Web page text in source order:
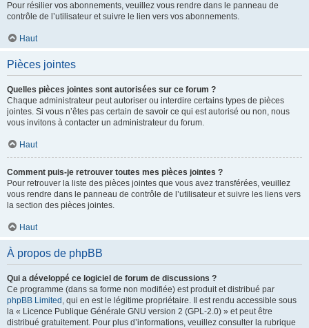
Pour résilier vos abonnements, veuillez vous rendre dans le panneau de
contrôle de l’utilisateur et suivre le lien vers vos abonnements.
Haut
Pièces jointes
Quelles pièces jointes sont autorisées sur ce forum ?
Chaque administrateur peut autoriser ou interdire certains types de pièces
jointes. Si vous n’êtes pas certain de savoir ce qui est autorisé ou non, nous
vous invitons à contacter un administrateur du forum.
Haut
Comment puis-je retrouver toutes mes pièces jointes ?
Pour retrouver la liste des pièces jointes que vous avez transférées, veuillez
vous rendre dans le panneau de contrôle de l’utilisateur et suivre les liens vers
la section des pièces jointes.
Haut
À propos de phpBB
Qui a développé ce logiciel de forum de discussions ?
Ce programme (dans sa forme non modifiée) est produit et distribué par
phpBB Limited , qui en est le légitime propriétaire. Il est rendu accessible sous
la « Licence Publique Générale GNU version 2 (GPL-2.0) » et peut être
distribué gratuitement. Pour plus d’informations, veuillez consulter la rubrique